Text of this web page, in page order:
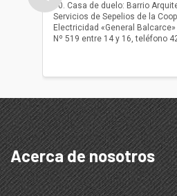
10. Casa de duelo: Barrio
Servicios de Sepelios de la
Electricidad «General
Nº 519 entre 14 y 16, teléfono
Acerca de nosotros